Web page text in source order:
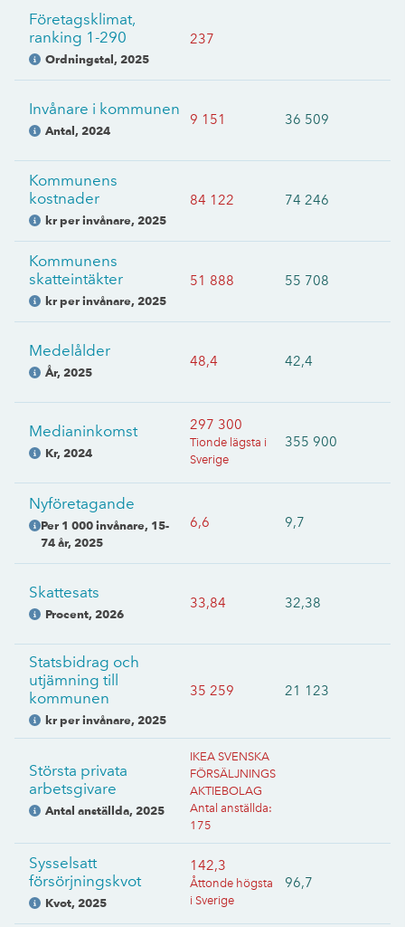
Företagsklimat,
ranking 1-290
Ordningstal, 2025
237
Invånare i kommunen
Antal, 2024
9 151 36 509
Kommunens
kostnader
kr per invånare, 2025
84 122 74 246
Kommunens
skatteintäkter
kr per invånare, 2025
51 888 55 708
Medelålder
År, 2025
48,4 42,4
Medianinkomst
Kr, 2024
297 300
Tionde lägsta i
Sverige
355 900
Nyföretagande
Per 1 000 invånare, 15-
74 år,2025
6,6 9,7
Skattesats
Procent, 2026
33,84 32,38
Statsbidrag och
utjämning till
kommunen
kr per invånare, 2025
35 259 21 123
Största privata
arbetsgivare
Antal anställda, 2025
IKEA SVENSKA
FÖRSÄLJNINGS
AKTIEBOLAG
Antal anställda:
175
Sysselsatt
försörjningskvot
Kvot, 2025
142,3
Åttonde högsta
i Sverige
96,7